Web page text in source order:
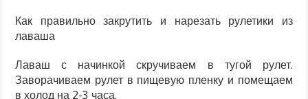
Как правильно закрутить и нарезать рулетики из
лаваша
Лаваш с начинкой скручиваем в тугой рулет.
Заворачиваем рулет в пищевую пленку и помещаем
в холод на 2-3 часа.